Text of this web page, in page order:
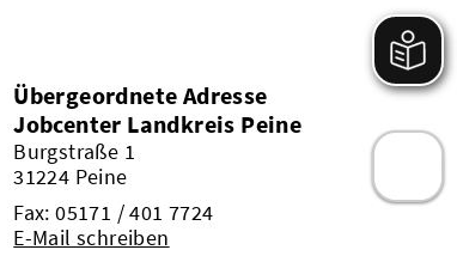
Übergeordnete Adresse
Jobcenter Landkreis Peine
Burgstraße 1
31224 Peine
Fax: 05171 / 401 7724
E-Mail schreiben